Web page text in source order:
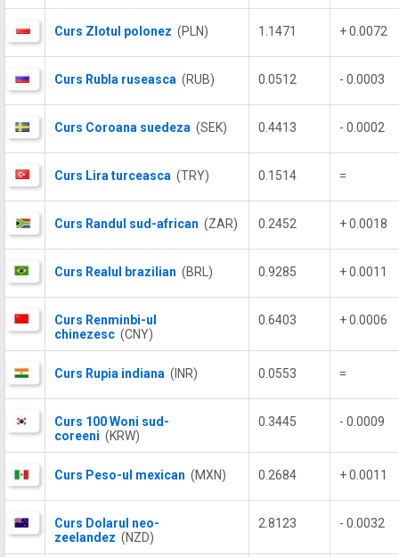
Curs Zlotul polonez (PLN) 1.1471 + 0.0072
Curs Rubla ruseasca (RUB) 0.0512 - 0.0003
Curs Coroana suedeza (SEK) 0.4413 - 0.0002
Curs Lira turceasca (TRY) 0.1514 =
Curs Randul sud-african (ZAR) 0.2452 + 0.0018
Curs Realul brazilian (BRL) 0.9285 + 0.0011
Curs Renminbi-ul
chinezesc (CNY)
0.6403 + 0.0006
Curs Rupia indiana (INR) 0.0553 =
Curs 100 Woni sud-
coreeni (KRW)
0.3445 - 0.0009
Curs Peso-ul mexican (MXN) 0.2684 + 0.0011
Curs Dolarul neo-
zeelandez (NZD)
2.8123 - 0.0032